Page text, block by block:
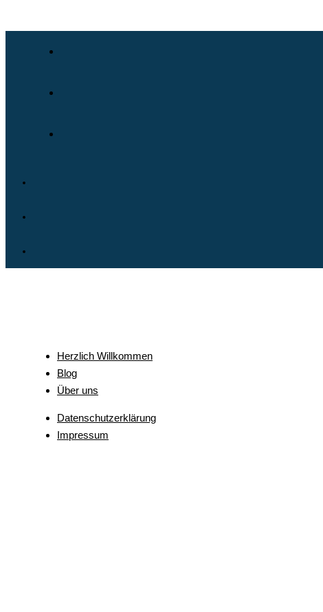
Herzlich Willkommen
Blog
Über uns
Datenschutzerklärung
Impressum